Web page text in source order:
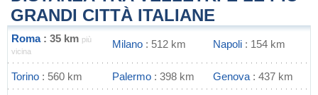
GRANDI CITTÀ ITALIANE
Roma: 35 km più
vicina
Milano : 512 km Napoli : 154 km
Torino : 560 km Palermo : 398 km Genova : 437 km